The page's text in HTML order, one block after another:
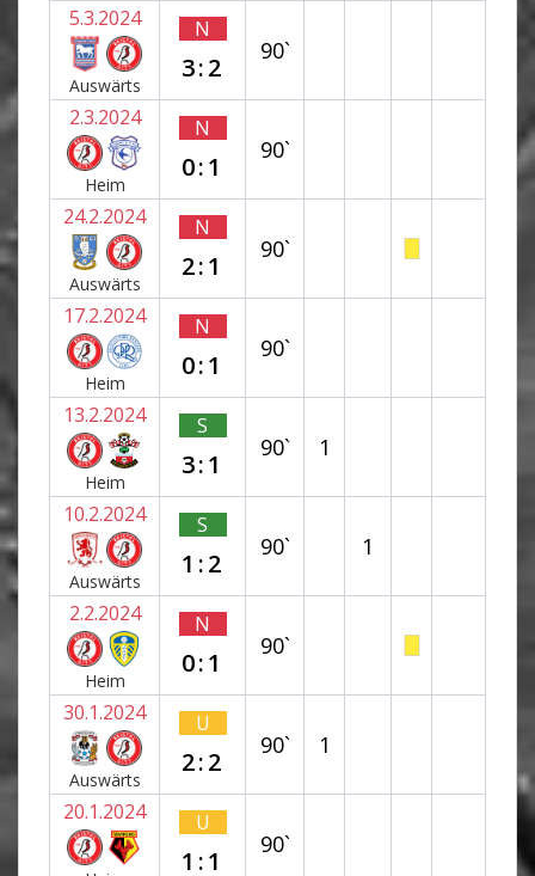
5.3.2024
Auswärts
N
3:2
90`
2.3.2024
Heim
N
0:1
90`
24.2.2024
Auswärts
N
2:1
90`
17.2.2024
Heim
N
0:1
90`
13.2.2024
Heim
S
3:1
90` 1
10.2.2024
Auswärts
S
1:2
90` 1
2.2.2024
Heim
N
0:1
90`
30.1.2024
Auswärts
U
2:2
90` 1
20.1.2024 U
1:1
90`